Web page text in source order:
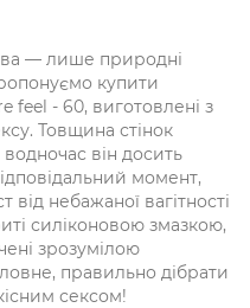
— лише природні
купити
feel - 60, виготовлені з
Товщина стінок
він досить
момент,
небажаної вагітності
силіконовою змазкою,
зрозумілою
правильно дібрати
сексом!